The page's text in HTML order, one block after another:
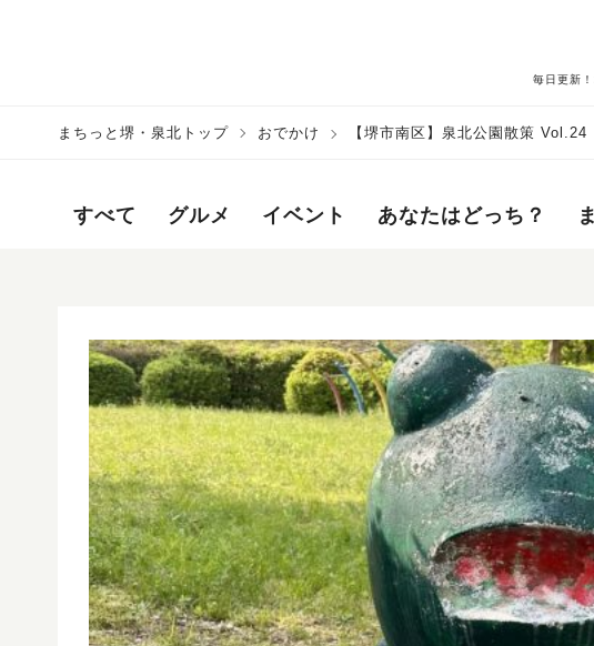
毎日更新
まちっと堺・泉北トップ おでかけ 【堺市南区】泉北公園散策
すべて グルメ イベント あなたはどっち？